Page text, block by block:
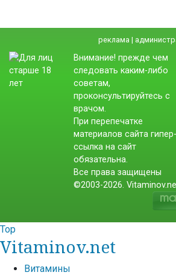
реклама |
Внимание! прежде чем
следовать каким-либо
советам,
проконсультируйтесь с
врачом.
При перепечатке
материалов сайта гипер-
ссылка на сайт
обязательна.
Все права защищены
©2003-2026.
Top
Vitaminov.net
Витамины